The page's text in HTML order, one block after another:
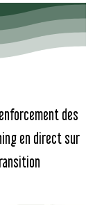
des
en direct sur